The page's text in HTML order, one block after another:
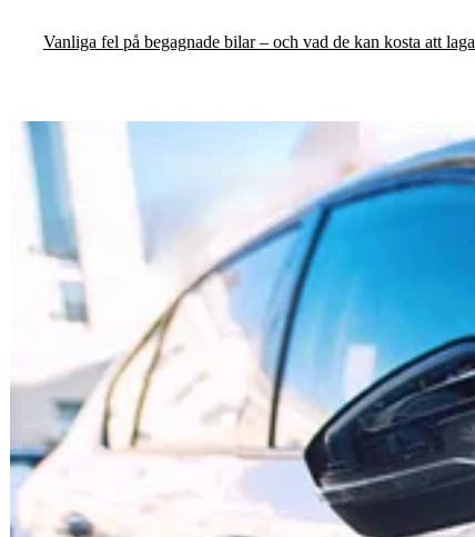
Vanliga fel på begagnade bilar – och vad de kan kosta att laga